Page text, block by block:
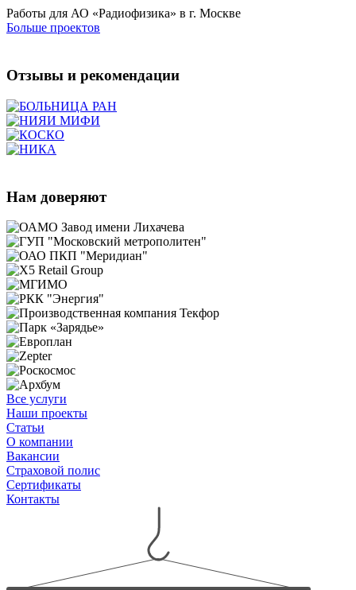
Работы для АО «Радиофизика» в г. Москве
Больше проектов
Отзывы и рекомендации
Нам доверяют
Все услуги
Наши проекты
Статьи
О компании
Вакансии
Страховой полис
Сертификаты
Контакты